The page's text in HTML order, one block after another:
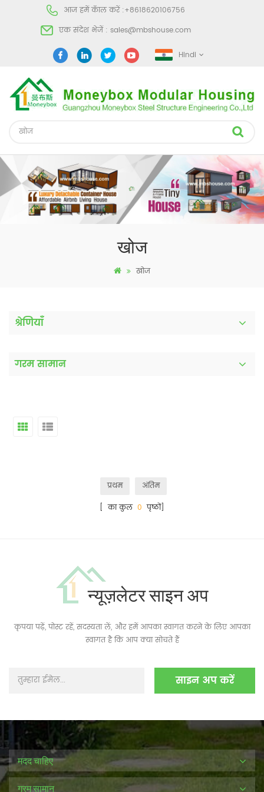
आज हमें कॅाल करें :+8618620106756
एक संदेश भेजें : sales@mbshouse.com
Hindi
खोज
खोज
श्रेणियाँ
गरम सामान
प्रथम
अंतिम
[ का कुल 0 पृष्ठों]
न्यूज़लेटर साइन अप
कृपया पढ़ें, पोस्ट रहें, सदस्यता लें, और हमें आपका स्वागत करने के लिए आपका
स्वागत है कि आप क्या सोचते हैं
मदद चाहिए
गरम सामान